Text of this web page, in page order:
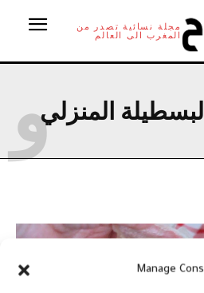
Manage
مجلة نسائية تصدر من
المغرب الى العالم
المنزليو